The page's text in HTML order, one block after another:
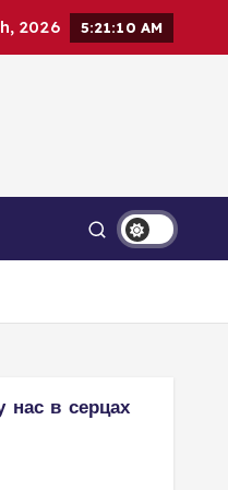
2026 5:21:12 AM
в серцах